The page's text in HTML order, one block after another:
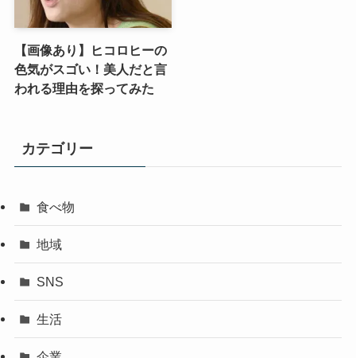
【画像あり】ヒコロヒーの
色気がスゴい！美人だと言
われる理由を探ってみた
カテゴリー
食べ物
地域
SNS
生活